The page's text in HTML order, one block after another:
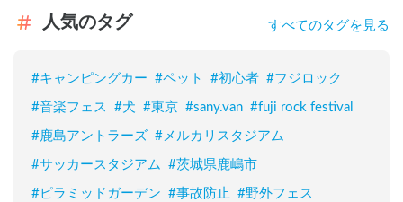
人気のタグ すべてのタグを見る
#キャンピングカー #ペット #初心者 #フジロック
#音楽フェス #犬 #東京 #sany.van #fuji rock festival
#鹿島アントラーズ #メルカリスタジアム
#サッカースタジアム #茨城県鹿嶋市
#ピラミッドガーデン #事故防止 #野外フェス